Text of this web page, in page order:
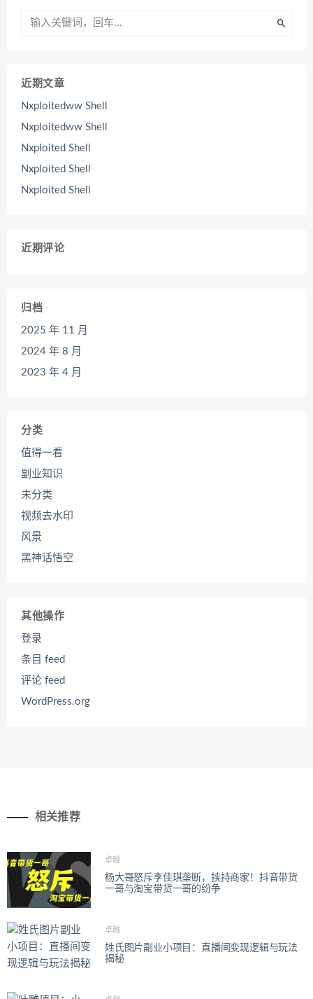
近期文章
Nxploitedww Shell
Nxploitedww Shell
Nxploited Shell
Nxploited Shell
Nxploited Shell
近期评论
归档
2025 年 11 月
2024 年 8 月
2023 年 4 月
分类
值得一看
副业知识
未分类
视频去水印
风景
黑神话悟空
其他操作
登录
条目 feed
评论 feed
WordPress.org
相关推荐
卓越
杨大哥怒斥李佳琪垄断，挟持商家！抖音带货
一哥与淘宝带货一哥的纷争
卓越
姓氏图片副业小项目：直播间变现逻辑与玩法
揭秘